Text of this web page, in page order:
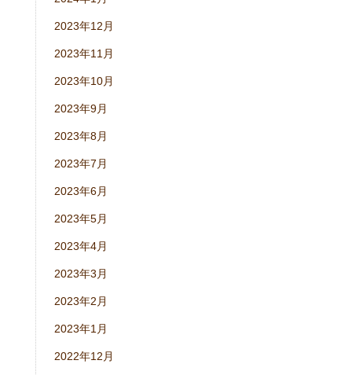
2023年12月
2023年11月
2023年10月
2023年9月
2023年8月
2023年7月
2023年6月
2023年5月
2023年4月
2023年3月
2023年2月
2023年1月
2022年12月